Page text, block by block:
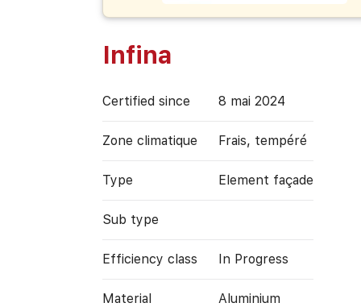
Infina
Certified since 8 mai 2024
Zone climatique Frais, tempéré
Type Element façade
Sub type
Efficiency class In Progress
Material Aluminium